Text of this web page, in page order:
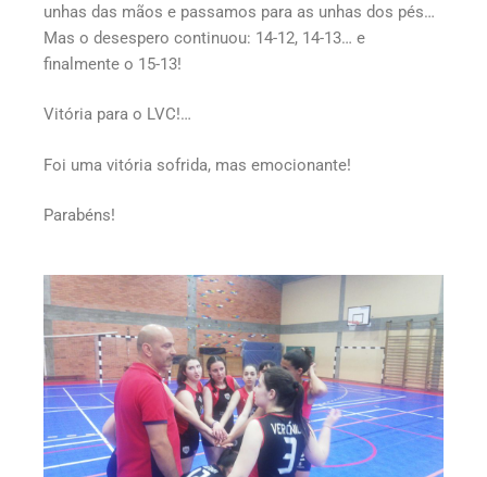
unhas das mãos e passamos para as unhas dos pés…
Mas o desespero continuou: 14-12, 14-13… e
finalmente o 15-13!
Vitória para o LVC!…
Foi uma vitória sofrida, mas emocionante!
Parabéns!